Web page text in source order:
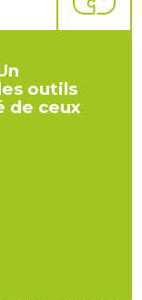
outils
de ceux